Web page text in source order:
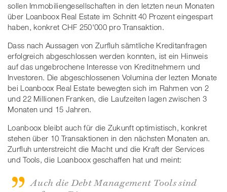
sollen Immobiliengesellschaften in den letzten neun Monaten
über Loanboox Real Estate im Schnitt 40 Prozent eingespart
haben, konkret CHF 250'000 pro Transaktion.
Dass nach Aussagen von Zurfluh sämtliche Kreditanfragen
erfolgreich abgeschlossen werden konnten, ist ein Hinweis
auf das ungebrochene Interesse von Kreditnehmern und
Investoren. Die abgeschlossenen Volumina der lezten Monate
bei Loanboox Real Estate bewegten sich im Rahmen von 2
und 22 Millionen Franken, die Laufzeiten lagen zwischen 3
Monaten und 15 Jahren.
Loanboox bleibt auch für die Zukunft optimistisch, konkret
stehen über 10 Transaktionen in den nächsten Monaten an.
Zurfluh unterstreicht die Macht und die Kraft der Services
und Tools, die Loanboox geschaffen hat und meint:
Auch die Debt Management Tools sind